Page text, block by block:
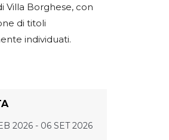
Villa Borghese, con
di titoli
individuati.
2026 - 06 SET 2026